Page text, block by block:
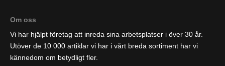
Om oss
Vi har hjälpt företag att inreda sina arbetsplatser i över 30 år.
Utöver de 10 000 artiklar vi har i vårt breda sortiment har vi
kännedom om betydligt fler.